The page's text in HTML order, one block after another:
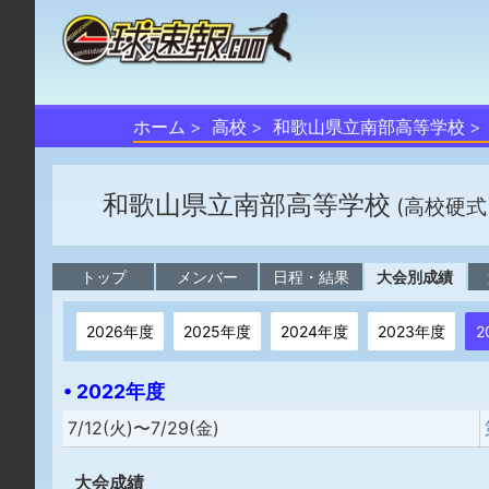
ホーム 高校 和歌山県立南部高等学校
和歌山県立南部高等学校 (高校硬
トップ メンバー 日程・結果 大会別成績
2026年度 2025年度 2024年度 2023年度
• 2022年度
7/12(火)〜7/29(金)
大会成績